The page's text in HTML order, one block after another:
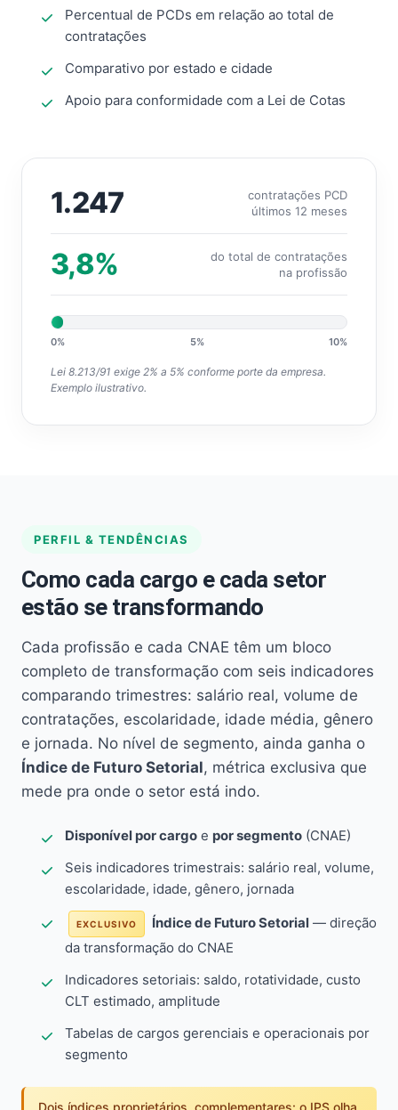
Percentual de PCDs em relação ao total de
contratações
Comparativo por estado e cidade
Apoio para conformidade com a Lei de Cotas
1.247
contratações PCD
últimos 12 meses
3,8%
do total de contratações
na profissão
0% 5% 10%
Lei 8.213/91 exige 2% a 5% conforme porte da empresa.
Exemplo ilustrativo.
PERFIL & TENDÊNCIAS
Como cada cargo e cada setor
estão se transformando
Cada profissão e cada CNAE têm um bloco
completo de transformação com seis indicadores
comparando trimestres: salário real, volume de
contratações, escolaridade, idade média, gênero
e jornada. No nível de segmento, ainda ganha o
Índice de Futuro Setorial, métrica exclusiva que
mede pra onde o setor está indo.
Disponível por cargo e por segmento (CNAE)
Seis indicadores trimestrais: salário real, volume,
escolaridade, idade, gênero, jornada
EXCLUSIVO Índice de Futuro Setorial — direção
da transformação do CNAE
Indicadores setoriais: saldo, rotatividade, custo
CLT estimado, amplitude
Tabelas de cargos gerenciais e operacionais por
segmento
Dois índices proprietários, complementares: o IPS olha